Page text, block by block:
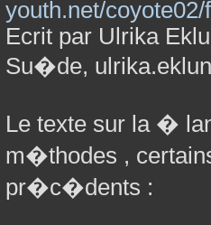
youth.net/
Ecrit par Ulrika
Su�de,
Le texte sur la �
m�thodes ,
pr�c�dents :